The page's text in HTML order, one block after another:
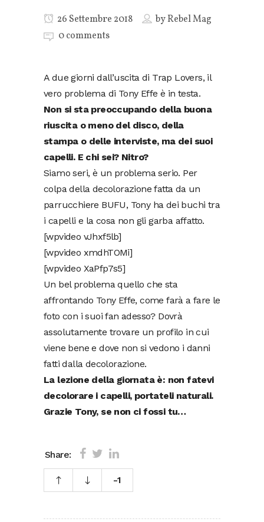
26 Settembre 2018 byRebel Mag
0 comments
A due giorni dall’uscita di Trap Lovers, il
vero problema di Tony Effe è in testa.
Non si sta preoccupando della buona
riuscita o meno del disco, della
stampa o delle interviste, ma dei suoi
capelli. E chi sei? Nitro?
Siamo seri, è un problema serio. Per
colpa della decolorazione fatta da un
parrucchiere BUFU, Tony ha dei buchi tra
i capelli e la cosa non gli garba affatto.
[wpvideo vJhxf5lb]
[wpvideo xmdhTOMi]
[wpvideo XaPfp7s5]
Un bel problema quello che sta
affrontando Tony Effe, come farà a fare le
foto con i suoi fan adesso? Dovrà
assolutamente trovare un profilo in cui
viene bene e dove non si vedono i danni
fatti dalla decolorazione.
La lezione della giornata è: non fatevi
decolorare i capelli, portateli naturali.
Grazie Tony, se non ci fossi tu…
Share:
-1